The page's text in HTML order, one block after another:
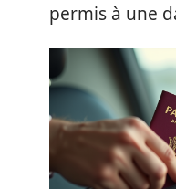
permis à une